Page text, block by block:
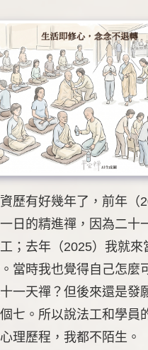
歷有好幾年了，前年（
日的精進禪，因為二十
；去年（2025）我就來
當時我也覺得自己怎麼
一天禪？但後來還是發
七。所以說法工和學員
理歷程，我都不陌生。